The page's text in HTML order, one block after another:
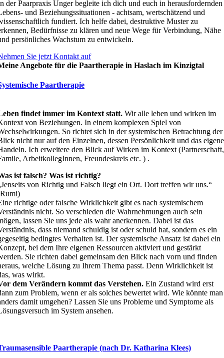
der Paarpraxis Unger begleite ich dich und euch in herausfordernden
und Beziehungssituationen - achtsam, wertschätzend und
fundiert. Ich helfe dabei, destruktive Muster zu
Bedürfnisse zu klären und neue Wege für Verbindung, Nähe
persönliches Wachstum zu entwickeln.
Sie jetzt Kontakt auf
Angebote für die Paartherapie in Haslach im Kinzigtal
Paartherapie
findet immer im Kontext statt.Wir alle leben und wirken im
von Beziehungen. In einem komplexen Spiel von
So richtet sich in der systemischen Betrachtung der
nicht nur auf den Einzelnen, dessen Persönlichkeit und das eigene
Ich erweitere den Blick auf Wirken im Kontext (Partnerschaft,
ArbeitkollegInnen, Freundeskreis etc. ) .
ist falsch? Was ist richtig?
von Richtig und Falsch liegt ein Ort. Dort treffen wir uns.“
richtige oder falsche Wirklichkeit gibt es nach systemischem
nicht. So verschieden die Wahrnehmungen auch sein
lassen Sie uns jede als wahr anerkennen. Dabei ist das
dass niemand schuldig ist oder schuld hat, sondern es ein
bedingtes Verhalten ist. Der systemische Ansatz ist dabei ein
bei dem Ihre eigenen Ressourcen aktiviert und gestärkt
Sie richten dabei gemeinsam den Blick nach vorn und finden
welche Lösung zu Ihrem Thema passt. Denn Wirklichkeit ist
was wirkt.
dem Verändern kommt das Verstehen.Ein Zustand wird erst
zum Problem, wenn er als solches bewertet wird. Wie könnte man
damit umgehen? Lassen Sie uns Probleme und Symptome als
im System ansehen.
Paartherapie (nach Dr. Katharina Klees)